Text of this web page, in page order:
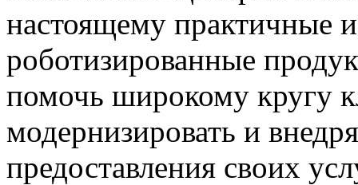
настоящему практичные
роботизированные
помочь широкому кругу
модернизировать и
предоставления своих